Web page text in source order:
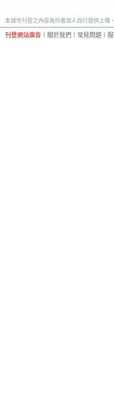
本城市刊登之內容為作者個人自行提供上傳
刊登網站廣告 關於我們 常見問題